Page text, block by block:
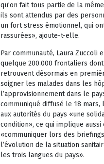
qu’on fait tous partie de la
ils sont attendus par des
un fort stress émotionnel, qui
rassurées», ajoute-t-elle.
Par communauté, Laura Zuccoli
quelque 200.000 frontaliers
retrouvent désormais en
soigner les malades dans les
l’approvisionnement dans le
communiqué diffusé le 18 mars,
aux autorités du pays «une
condition», ce qui implique aussi
«communiquer lors des
l’évolution de la situation
les trois langues du pays».